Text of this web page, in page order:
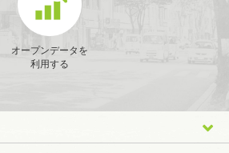
オープンデータを
利用する